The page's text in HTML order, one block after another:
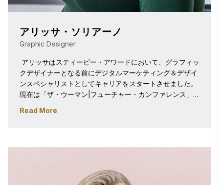
アリッサ・ソリアーノ
Graphic Designer
アリッサはスティービー・アワードにおいて、グラフィッ
クデザイナーとなる前にデジタルマーケティング＆デザイ
ンスペシャリストとしてキャリアをスタートさせました。
現在は「ザ・ウーマン|フューチャー・カンファレンス」
ックやビジュアル要素の制作、ならびにデジタルマーケテ
リッサはプロフェッショナリズムと明快さを最優先に掲げ
おいてデザインマネージャー兼マーケティングコーディネ
ーターを務めていました。
Read More